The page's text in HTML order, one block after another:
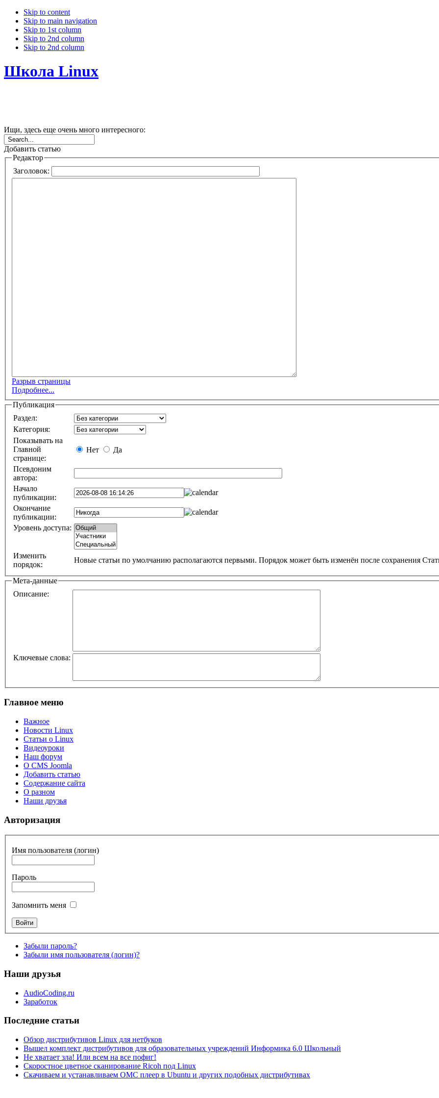
Skip to content
Skip to main navigation
Skip to 1st column
Skip to 2nd column
Skip to 2nd column
Школа Linux
Ищи, здесь еще очень много интересного:
Добавить статью
Редактор
Заголовок:
Разрыв страницы
Подробнее...
Публикация
Раздел:
Категория:
Показывать на
Главной
странице:
Нет Да
Псевдоним
автора:
Начало
публикации:
Окончание
публикации:
Уровень доступа:
Изменить
порядок:
Новые cтатьи по умолчанию располагаются первыми. Порядок может быть изменён после сохранения
Мета-данные
Описание:
Ключевые слова:
Главное меню
Важное
Новости Linux
Статьи о Linux
Видеоуроки
Наш форум
О CMS Joomla
Добавить статью
Содержание сайта
О разном
Наши друзья
Авторизация
Имя пользователя (логин)
Пароль
Запомнить меня
Забыли пароль?
Забыли имя пользователя (логин)?
Наши друзья
AudioCoding.ru
Заработок
Последние статьи
Обзор дистрибутивов Linux для нетбуков
Вышел комплект дистрибутивов для образовательных учреждений Информика 6.0 Школьный
Не хватает зла! Или всем на все пофиг!
Скоростное цветное сканирование Ricoh под Linux
Скачиваем и устанавливаем ОМС плеер в Ubuntu и других подобных дистрибутивах